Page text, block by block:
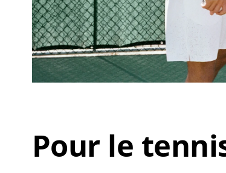
Pour le